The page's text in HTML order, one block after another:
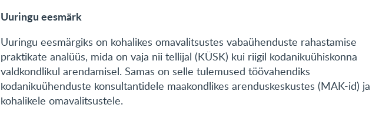
Uuringu eesmärk
Uuringu eesmärgiks on kohalikes omavalitsustes vabaühenduste rahastamise
praktikate analüüs, mida on vaja nii tellijal (KÜSK) kui riigil kodanikuühiskonna
valdkondlikul arendamisel. Samas on selle tulemused töövahendiks
kodanikuühenduste konsultantidele maakondlikes arenduskeskustes (MAK-id) ja
kohalikele omavalitsustele.